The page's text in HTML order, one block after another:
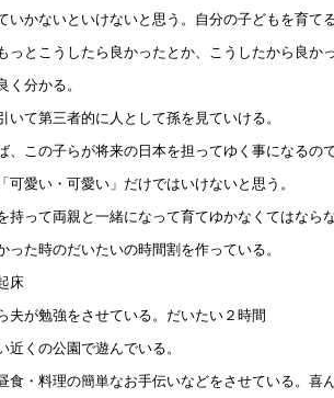
いかないといけないと思う。自分の子どもを育て
っとこうしたら良かったとか、こうしたから良か
く分かる。
いて第三者的に人として孫を見ていける。
、この子らが将来の日本を担ってゆく事になるの
可愛い・可愛い」だけではいけないと思う。
持って両親と一緒になって育てゆかなくてはなら
った時のだいたいの時間割を作っている。
床
夫が勉強をさせている。だいたい２時間
近くの公園で遊んでいる。
食・料理の簡単なお手伝いなどをさせている。喜